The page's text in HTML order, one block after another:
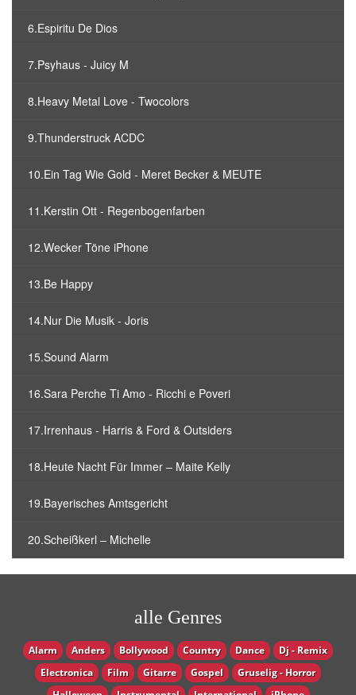
6.Espiritu De Dios
7.Psyhaus - Juicy M
8.Heavy Metal Love - Twocolors
9.Thunderstruck ACDC
10.Ein Tag Wie Gold - Meret Becker & MEUTE
11.Kerstin Ott - Regenbogenfarben
12.Wecker Töne iPhone
13.Be Happy
14.Nur Die Musik - Joris
15.Sound Alarm
16.Sara Perche Ti Amo - Ricchi e Poveri
17.Irrenhaus - Harris & Ford & Outsiders
18.Heute Nacht Für Immer – Maite Kelly
19.Bayerisches Amtsgericht
20.Scheißkerl – Michelle
alle Genres
Alarm Anders Bollywood Country Dance
Dj - Remix
Electronica
Film Gitarre Gospel
Gruselig - Horror